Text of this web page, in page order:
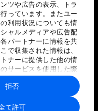
ツや広告の表示、トラ
っています。またユー
利用状況についても情
ャルメディアや広告配
パートナーに情報を共
で収集された情報は、
ナーに提供した他の情
サービスを使用した際
組み合わされ、各パー
されることがありま
て許可
拒否
と利用規約